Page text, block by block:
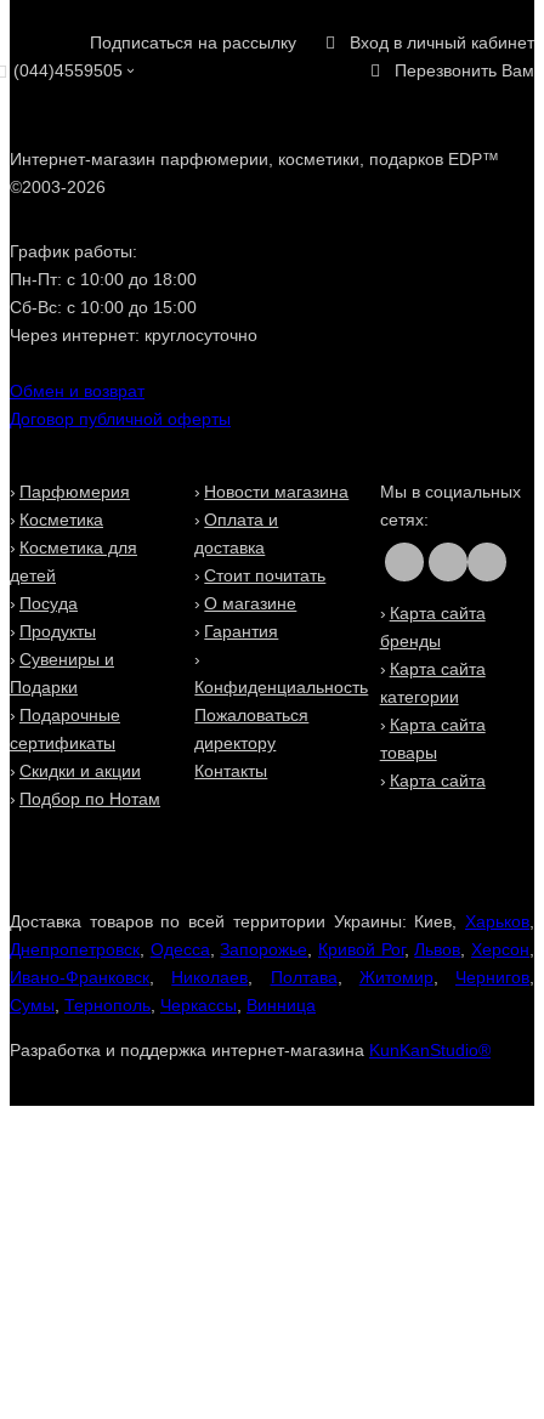
парфюмерию с европейским характером, где важны не
эксперименты, а стиль и баланс.
Подписаться на рассылку
Вход в личный кабинет
Перезвонить Вам
(044)4559505
Интернет-магазин парфюмерии, косметики, подарков EDP™
©2003-2026
График работы:
Пн-Пт: с 10:00 до 18:00
Сб-Вс: с 10:00 до 15:00
Через интернет: круглосуточно
Обмен и возврат
Договор публичной оферты
Парфюмерия
Косметика
Косметика для
детей
Посуда
Продукты
Сувениры и
Подарки
Подарочные
сертификаты
Скидки и акции
Подбор по Нотам
Новости магазина
Оплата и
доставка
Стоит почитать
О магазине
Гарантия
Конфиденциальность
Пожаловаться
директору
Контакты
Мы в социальных
сетях:
Карта сайта
бренды
Карта сайта
категории
Карта сайта
товары
Карта сайта
Доставка товаров по всей территории Украины: Киев, Харьков
Днепропетровск Одесса ,Запорожье Кривой Рог,Львов ,Херсон
Ивано-Франковск
Николаев Полтава Житомир, Чернигов
Сумы Тернополь Черкассы Винница
Разработка и поддержка интернет-магазина KunKanStudio®